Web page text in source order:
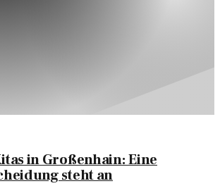
in Großenhain: Eine
steht an